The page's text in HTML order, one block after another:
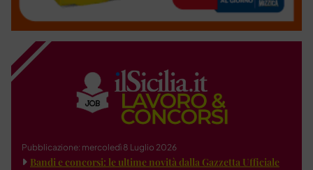
Pubblicazione: mercoledì 8 Luglio 2026
Bandi e concorsi: le ultime novità dalla Gazzetta Ufficiale